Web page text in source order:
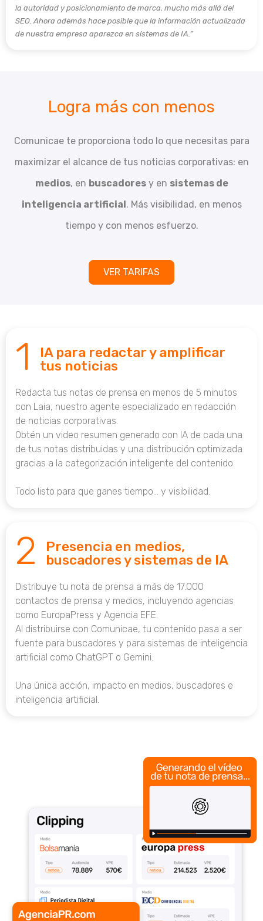
la autoridad y posicionamiento de marca, mucho más allá del
SEO. Ahora además hace posible que la información actualizada
de nuestra empresa aparezca en sistemas de IA.”
Logra más con menos
Comunicae te proporciona todo lo que necesitas para
maximizar el alcance de tus noticias corporativas: en
medios, en buscadoresy en sistemas de
inteligencia artificial. Más visibilidad, en menos
tiempo y con menos esfuerzo.
VER TARIFAS
1
IA para redactar y amplificar
tus noticias
Redacta tus notas de prensa en menos de 5 minutos
con Laia, nuestro agente especializado en redacción
de noticias corporativas.
Obtén un video resumen generado con IA de cada una
de tus notas distribuidas y una distribución optimizada
gracias a la categorización inteligente del contenido.
Todo listo para que ganes tiempo… y visibilidad.
2
Presencia en medios,
buscadores y sistemas de IA
Distribuye tu nota de prensa a más de 17.000
contactos de prensa y medios, incluyendo agencias
como EuropaPress y Agencia EFE.
Al distribuirse con Comunicae, tu contenido pasa a ser
fuente para buscadores y para sistemas de inteligencia
artificial como ChatGPT o Gemini.
Una única acción, impacto en medios, buscadores e
inteligencia artificial.